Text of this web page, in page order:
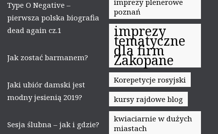
Type O Negative –
pierwsza polska biografia
dead again cz.1
Jak zostać barmanem?
Jaki ubiór damski jest
modny jesienią 2019?
Sesja ślubna – jak i gdzie?
imprezy plenerowe
poznań
imprezy
tematyczne
dla firm
Zakopane
Korepetycje rosyjski
kursy rajdowe blog
kwiaciarnie w dużych
miastach